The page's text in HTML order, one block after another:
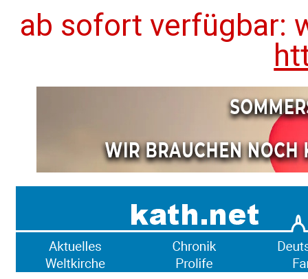
ab sofort verfügbar: